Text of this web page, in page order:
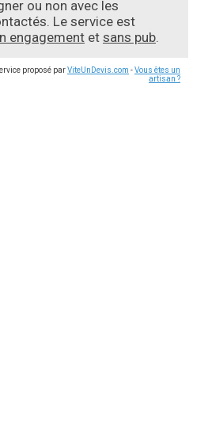
ou non avec les
Le service est
engagement et sans pub.
proposé parViteUnDevis.com -Vous êtes un
artisan ?